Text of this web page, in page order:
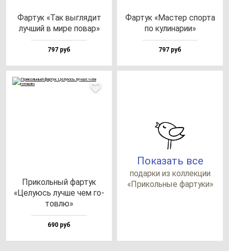
Фар­тук «Так выг­ля­дит
луч­ший в ми­ре по­вар»
797 руб
Фар­тук «Мас­тер спор­та
по ку­ли­на­рии»
797 руб
При­коль­ный фар­тук
«Целу­юсь луч­ше чем го­
тов­лю»
690 руб
Показать все
по­дар­ки из кол­лек­ции
«При­коль­ные фар­ту­ки»